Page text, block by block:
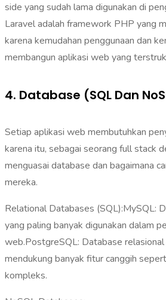
side yang sudah lama digunakan di
Laravel adalah framework PHP yang
karena kemudahan penggunaan dan
membangun aplikasi web yang
4. Database (SQL Dan
Setiap aplikasi web membutuhkan
karena itu, sebagai seorang full stack
menguasai database dan bagaimana
mereka.
Relational Databases (SQL):MySQL:
yang paling banyak digunakan dalam
web.PostgreSQL: Database
mendukung banyak fitur canggih
kompleks.